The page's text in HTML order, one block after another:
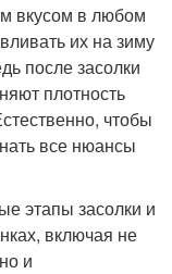
вкусом в любом
их на зиму
после засолки
плотность
чтобы
все нюансы
этапы засолки и
включая не
и